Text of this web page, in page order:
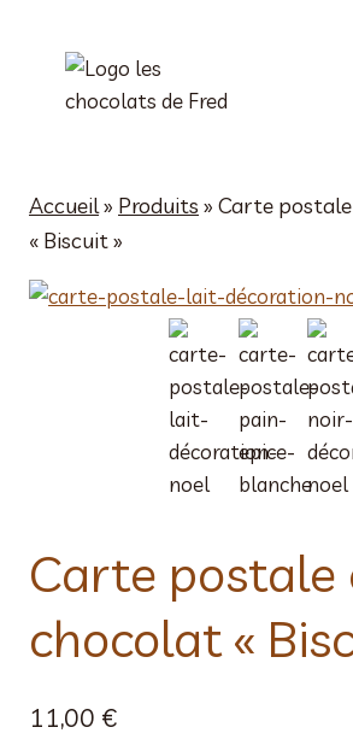
Accueil» Produits » Carte
« Biscuit »
Carte postale
chocolat «
11,00 €